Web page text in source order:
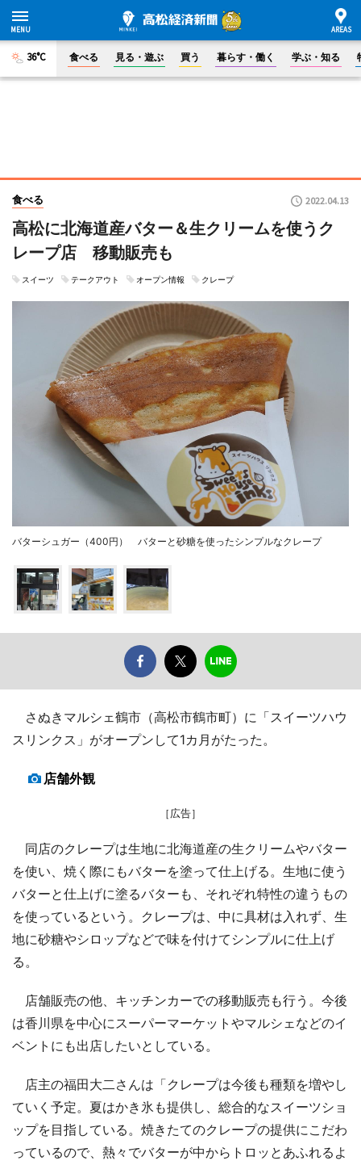
36°C 食べる 見る・遊ぶ 買う 暮らす・働く 学ぶ・知る
食べる 2022.04.13
高松に北海道産バター＆生クリームを使うク
レープ店 移動販売も
スイーツ テークアウト オープン情報 クレープ
バターシュガー（400円） バターと砂糖を使ったシンプルなクレープ
さぬきマルシェ鶴市（高松市鶴市町）に「スイーツハウ
スリンクス」がオープンして1カ月がたった。
店舗外観
［広告］
同店のクレープは生地に北海道産の生クリームやバター
を使い、焼く際にもバターを塗って仕上げる。生地に使う
バターと仕上げに塗るバターも、それぞれ特性の違うもの
を使っているという。クレープは、中に具材は入れず、生
地に砂糖やシロップなどで味を付けてシンプルに仕上げ
る。
店舗販売の他、キッチンカーでの移動販売も行う。今後
は香川県を中心にスーパーマーケットやマルシェなどのイ
ベントにも出店したいとしている。
店主の福田大二さんは「クレープは今後も種類を増やし
ていく予定。夏はかき氷も提供し、総合的なスイーツショ
ップを目指している。焼きたてのクレープの提供にこだわ
っているので、熱々でバターが中からトロッとあふれるよ